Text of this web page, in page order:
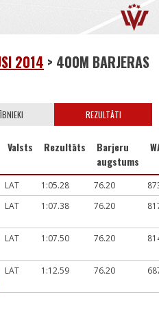
2014 > 400M BARJERAS
REZULTĀTI
Valsts Rezultāts
Barjeru
augstums
LAT 1:05.28 76.20
LAT 1:07.38 76.20
LAT 1:07.50 76.20
LAT 1:12.59 76.20